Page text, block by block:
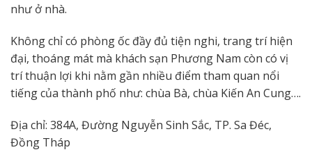
như ở nhà.
Không chỉ có phòng ốc đầy đủ tiện nghi, trang trí hiện
đại, thoáng mát mà khách sạn Phương Nam còn có vị
trí thuận lợi khi nằm gần nhiều điểm tham quan nổi
tiếng của thành phố như: chùa Bà, chùa Kiến An Cung….
Địa chỉ: 384A, Đường Nguyễn Sinh Sắc, TP. Sa Đéc,
Đồng Tháp